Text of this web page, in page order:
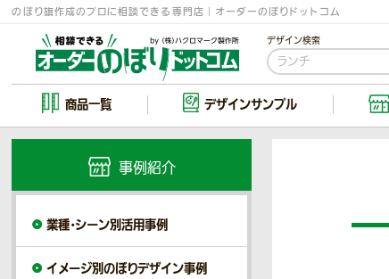
のぼり旗作成のプロに相談できる専門店｜オーダーのぼりドットコム
デザイン検索
商品一覧 デザインサンプル
事例紹介
業種・シーン別活用事例
イメージ別のぼりデザイン事例